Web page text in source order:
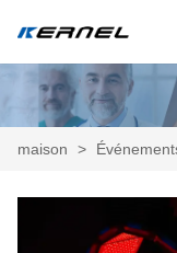
maison >